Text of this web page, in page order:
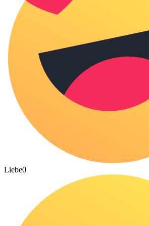
Liebe0